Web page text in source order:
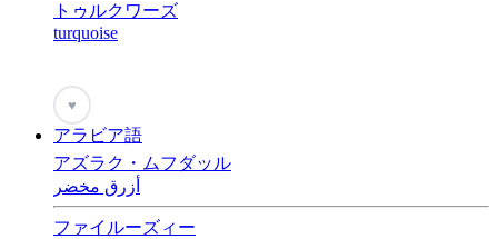
トゥルクワーズ
turquoise
♥
アラビア語
アズラク・ムフダッル
أزرق مخضر
ファイルーズィー